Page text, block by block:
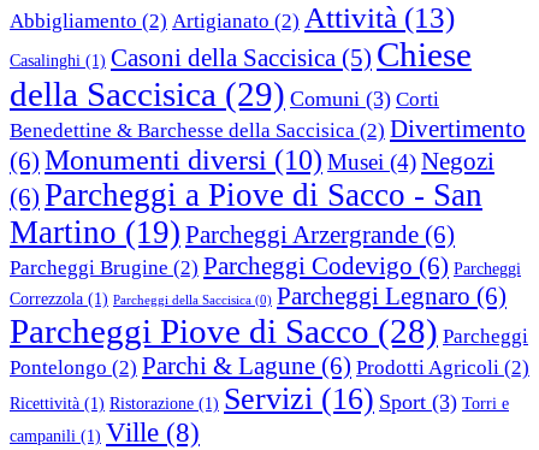
Abbigliamento (2) Artigianato (2) Attività (13)
Casalinghi (1) Casoni della Saccisica (5) Chiese
della Saccisica (29) Comuni (3) Corti
Benedettine & Barchesse della Saccisica (2) Divertimento
(6) Monumenti diversi (10) Musei (4)Negozi
(6) Parcheggi a Piove di Sacco - San
Martino (19) Parcheggi Arzergrande (6)
Parcheggi Brugine (2) Parcheggi Codevigo (6) Parcheggi
Correzzola (1) Parcheggi della Saccisica (0) Parcheggi Legnaro (6)
Parcheggi Piove di Sacco (28) Parcheggi
Pontelongo (2) Parchi & Lagune (6) Prodotti Agricoli (2)
Ricettività (1) Ristorazione (1) Servizi (16) Sport (3) Torri e
campanili (1) Ville (8)